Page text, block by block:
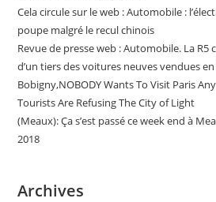
Cela circule sur le web : Automobile :
poupe malgré le recul chinois
Revue de presse web : Automobile. La
d’un tiers des voitures neuves vendues
Bobigny,NOBODY Wants To Visit Paris
Tourists Are Refusing The City of Light
(Meaux): Ça s’est passé ce week end à
2018
Archives